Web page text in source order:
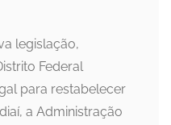
legislação,
Federal
para restabelecer
a Administração